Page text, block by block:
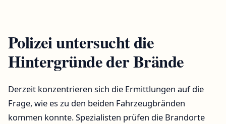
Polizei untersucht die
Hintergründe der Brände
Derzeit konzentrieren sich die Ermittlungen auf die
Frage, wie es zu den beiden Fahrzeugbränden
kommen konnte. Spezialisten prüfen die Brandorte